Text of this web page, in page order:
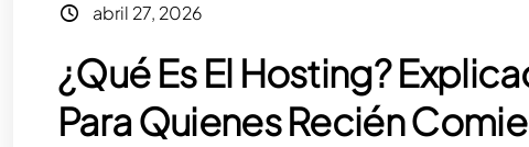
abril 27, 2026
¿Qué Es El Hosting?
Para Quienes Recién